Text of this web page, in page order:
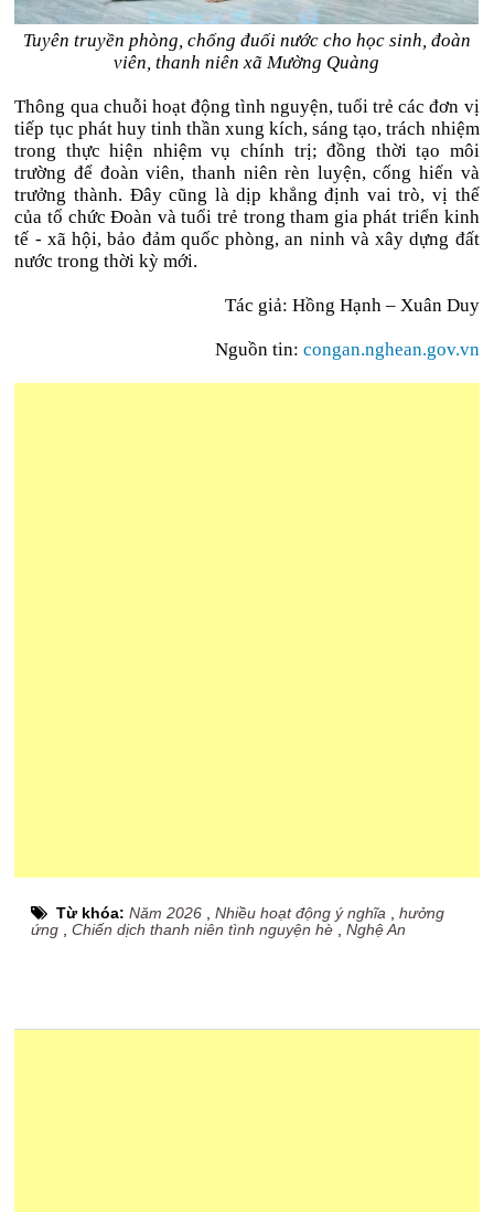
Tuyên truyền phòng, chống đuối nước cho học sinh, đoàn
viên, thanh niên xã Mường Quàng
Thông qua chuỗi hoạt động tình nguyện, tuổi trẻ các đơn vị
tiếp tục phát huy tinh thần xung kích, sáng tạo, trách nhiệm
trong thực hiện nhiệm vụ chính trị; đồng thời tạo môi
trường để đoàn viên, thanh niên rèn luyện, cống hiến và
trưởng thành. Đây cũng là dịp khẳng định vai trò, vị thế
của tổ chức Đoàn và tuổi trẻ trong tham gia phát triển kinh
tế - xã hội, bảo đảm quốc phòng, an ninh và xây dựng đất
nước trong thời kỳ mới.
Tác giả: Hồng Hạnh – Xuân Duy
Nguồn tin: congan.nghean.gov.vn
Từ khóa:Năm 2026 ,Nhiều hoạt động ý nghĩa ,hưởng
ứng ,Chiến dịch thanh niên tình nguyện hè ,Nghệ An